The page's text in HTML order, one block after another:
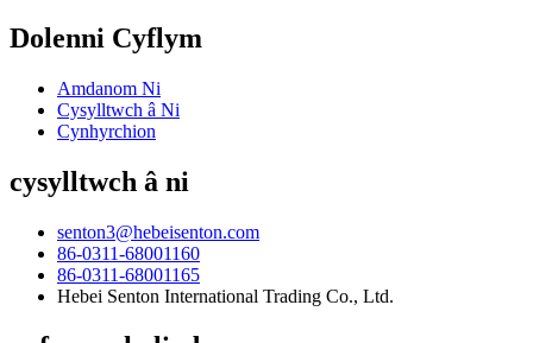
Dolenni Cyflym
Amdanom Ni
Cysylltwch â Ni
Cynhyrchion
cysylltwch â ni
senton3@hebeisenton.com
86-0311-68001160
86-0311-68001165
Hebei Senton International Trading Co., Ltd.